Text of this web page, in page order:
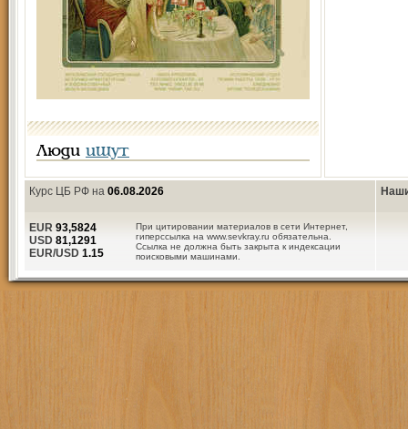
Люди ищут
Курс ЦБ РФ на 06.08.2026
При цитировании материалов в сети Интернет,
гиперссылка на www.sevkray.ru обязательна.
Ссылка не должна быть закрыта к индексации
поисковыми машинами.
EUR 93,5824
USD 81,1291
EUR/USD 1.15